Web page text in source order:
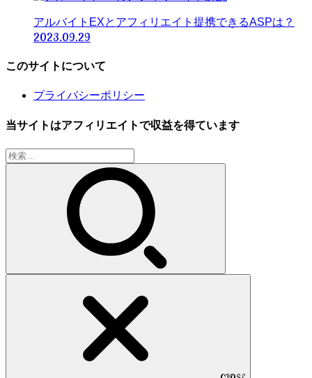
アルバイトEXとアフィリエイト提携できるASPは？
2023.09.29
このサイトについて
プライバシーポリシー
当サイトはアフィリエイトで収益を得ています
検
索: